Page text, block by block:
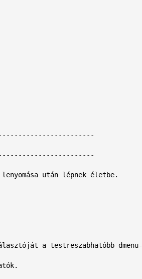
után lépnek életbe.
a testreszabhatóbb dmenu-